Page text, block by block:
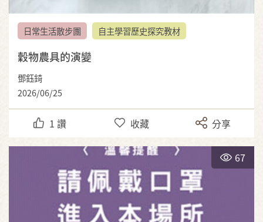
日常生活散步團 自主學習歷史探究教材
穀物農具的演變
鄧鈺錡
2026/06/25
1 讚 收藏 分享
67